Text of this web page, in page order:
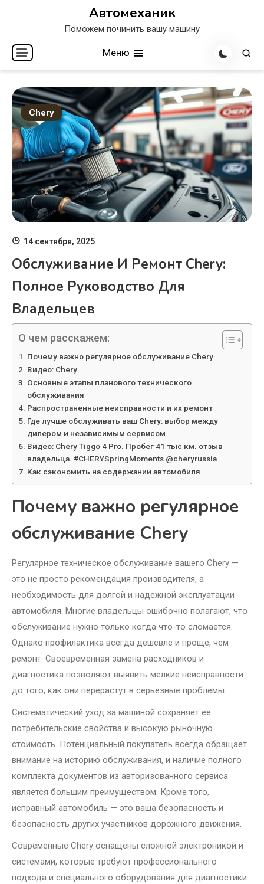
Автомеханик
Поможем починить вашу машину
Меню
Chery
14 сентября, 2025
Обслуживание И Ремонт Chery:
Полное Руководство Для
Владельцев
О чем расскажем:
Почему важно регулярное обслуживание Chery
Видео: Chery
Основные этапы планового технического
обслуживания
Распространенные неисправности и их ремонт
Где лучше обслуживать ваш Chery: выбор между
дилером и независимым сервисом
Видео: Chery Tiggo 4 Pro. Пробег 41 тыс км. отзыв
владельца. #CHERYSpringMoments @cheryrussia
Как сэкономить на содержании автомобиля
Почему важно регулярное
обслуживание Chery
Регулярное техническое обслуживание вашего Chery —
это не просто рекомендация производителя, а
необходимость для долгой и надежной эксплуатации
автомобиля. Многие владельцы ошибочно полагают, что
обслуживание нужно только когда что-то сломается.
Однако профилактика всегда дешевле и проще, чем
ремонт. Своевременная замена расходников и
диагностика позволяют выявить мелкие неисправности
до того, как они перерастут в серьезные проблемы.
Систематический уход за машиной сохраняет ее
потребительские свойства и высокую рыночную
стоимость. Потенциальный покупатель всегда обращает
внимание на историю обслуживания, и наличие полного
комплекта документов из авторизованного сервиса
является большим преимуществом. Кроме того,
исправный автомобиль — это ваша безопасность и
безопасность других участников дорожного движения.
Современные Chery оснащены сложной электроникой и
системами, которые требуют профессионального
подхода и специального оборудования для диагностики.